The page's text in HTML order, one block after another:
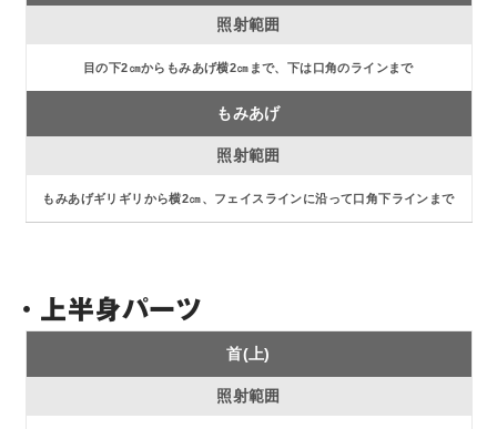
目の下2㎝からもみあげ横2㎝まで、下は口角のラインまで
もみあげ
もみあげギリギリから横2㎝、フェイスラインに沿って口角下ラインまで
・上半身パーツ
首(上)